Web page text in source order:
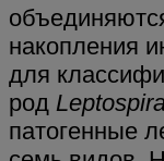
накопления
для
род
патогенные